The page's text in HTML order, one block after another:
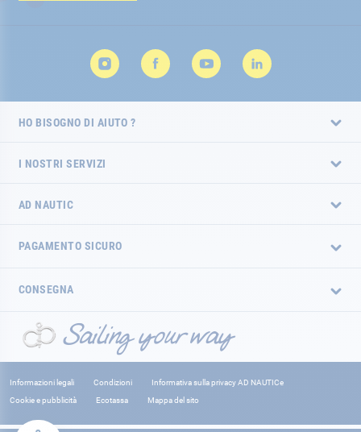
HO BISOGNO DI AIUTO ?
I NOSTRI SERVIZI
AD NAUTIC
PAGAMENTO SICURO
CONSEGNA
Informazioni legali Condizioni
Informativa sulla privacy AD NAUTICe
Cookie e pubblicità
Ecotassa Mappa del sito